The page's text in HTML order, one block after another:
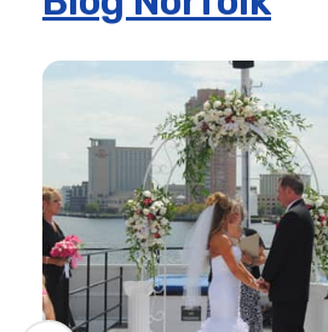
Cruzeiro com Brunch para o
Jantar do Dia do Pai no Elite |
Sexta-feira Desfile
Cruzeiro com jantar de
Escola Secundária em Eventos
4 de Julho Early Dinner Cruise
Reuniões e Eventos em Norfolk
Cruzeiro com Brunch de
Local de vida nocturna